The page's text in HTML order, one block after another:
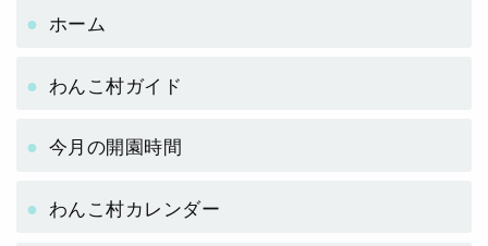
ホーム
わんこ村ガイド
今月の開園時間
わんこ村カレンダー